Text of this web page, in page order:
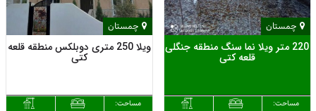
چمستان
220 متر ویلا نما سنگ منطقه جنگلی
قلعه کتی
مساحت:
چمستان
ویلا 250 متری دوبلکس منطقه قلعه
کتی
مساحت: